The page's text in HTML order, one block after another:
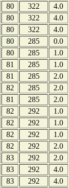
80 322
4.0
80 322
4.0
80 322
4.0
80 285
0.0
80 285
1.0
81 285
1.0
81 285
2.0
82 285
2.0
81 285
2.0
82 292
1.0
82 292
1.0
82 292
1.0
82 292
2.0
83 292
2.0
83 292
4.0
83 292
4.0